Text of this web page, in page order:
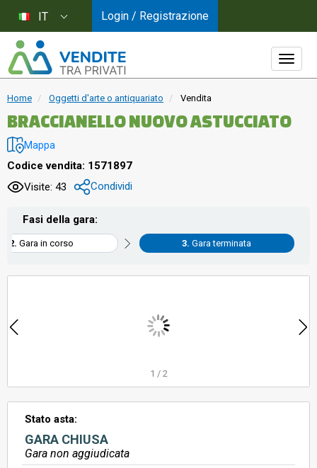
Home Oggetti d'arte o antiquariato Vendita
BRACCIANELLO NUOVO ASTUCCIATO
Mappa
Codice vendita: 1571897
Visite: 43
Condividi
Fasi della gara:
Gara in corso Gara terminata
1 / 2
Stato asta:
GARA CHIUSA
Gara non aggiudicata
IT Login / Registrazione